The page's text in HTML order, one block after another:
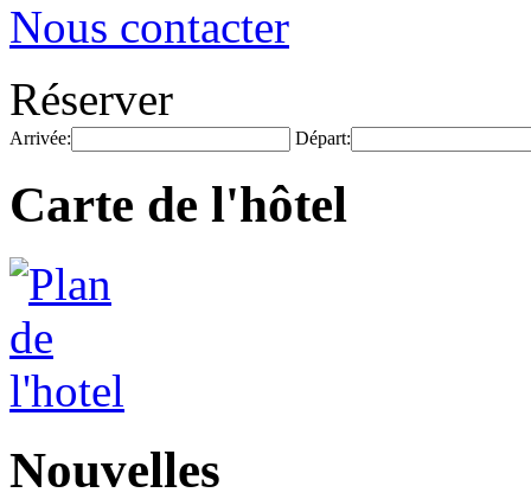
Nous contacter
Réserver
Arrivée: Départ:
Carte de l'hôtel
Nouvelles